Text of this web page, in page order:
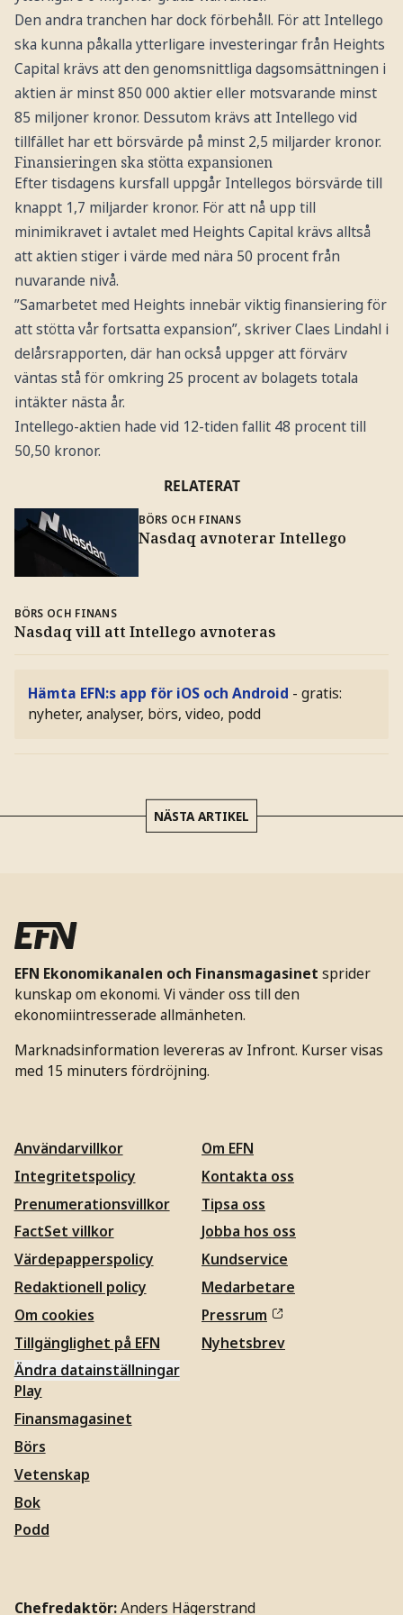
Den andra tranchen har dock förbehåll. För att Intellego
ska kunna påkalla ytterligare investeringar från Heights
Capital krävs att den genomsnittliga dagsomsättningen i
aktien är minst 850 000 aktier eller motsvarande minst
85 miljoner kronor. Dessutom krävs att Intellego vid
tillfället har ett börsvärde på minst 2,5 miljarder kronor.
Finansieringen ska stötta expansionen
Efter tisdagens kursfall uppgår Intellegos börsvärde till
knappt 1,7 miljarder kronor. För att nå upp till
minimikravet i avtalet med Heights Capital krävs alltså
att aktien stiger i värde med nära 50 procent från
nuvarande nivå.
”Samarbetet med Heights innebär viktig finansiering för
att stötta vår fortsatta expansion”, skriver Claes Lindahl i
delårsrapporten, där han också uppger att förvärv
väntas stå för omkring 25 procent av bolagets totala
intäkter nästa år.
Intellego-aktien hade vid 12-tiden fallit 48 procent till
50,50 kronor.
RELATERAT
BÖRS OCH FINANS
Nasdaq avnoterar Intellego
BÖRS OCH FINANS
Nasdaq vill att Intellego avnoteras
Hämta EFN:s app för iOS och Android - gratis:
nyheter, analyser, börs, video, podd
NÄSTA ARTIKEL
EFN Ekonomikanalen och Finansmagasinet sprider
kunskap om ekonomi. Vi vänder oss till den
ekonomiintresserade allmänheten.
Marknadsinformation levereras av Infront. Kurser visas
med 15 minuters fördröjning.
Användarvillkor
Integritetspolicy
Prenumerationsvillkor
FactSet villkor
Värdepapperspolicy
Redaktionell policy
Om cookies
Tillgänglighet på EFN
Ändra datainställningar
Om EFN
Kontakta oss
Tipsa oss
Jobba hos oss
Kundservice
Medarbetare
Pressrum
Nyhetsbrev
Play
Finansmagasinet
Börs
Vetenskap
Bok
Podd
Chefredaktör:Anders Hägerstrand